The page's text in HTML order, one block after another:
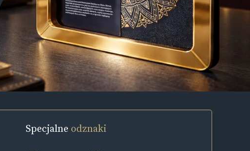
Specjalne odznaki